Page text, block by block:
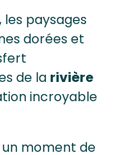
les paysages
dorées et
de la rivière
incroyable
moment de